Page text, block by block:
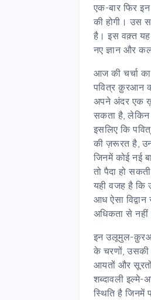
एक-बार फिर
की होगी। उस
है। इस वक़्त यह
नए ज्ञान और
आज की चर्चा
पवित्र क़ुरआन
अपने अंदर एक
सकता है, लेकिन
इसलिए कि
की ज़रूरत है,
जिनमें कोई नई
तो पैदा हो
यही वजह है कि
आध ऐसा
अधिकता से नहीं
इन उलूमुल-
के चरणों, उसकी
आयतों और
शब्दावली
स्थिति है